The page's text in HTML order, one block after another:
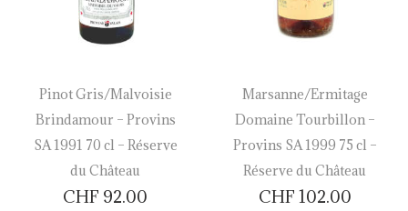
Pinot Gris/Malvoisie
Brindamour – Provins
SA 1991 70 cl – Réserve
du Château
CHF 92.00
Marsanne/Ermitage
Domaine Tourbillon –
Provins SA 1999 75 cl –
Réserve du Château
CHF 102.00